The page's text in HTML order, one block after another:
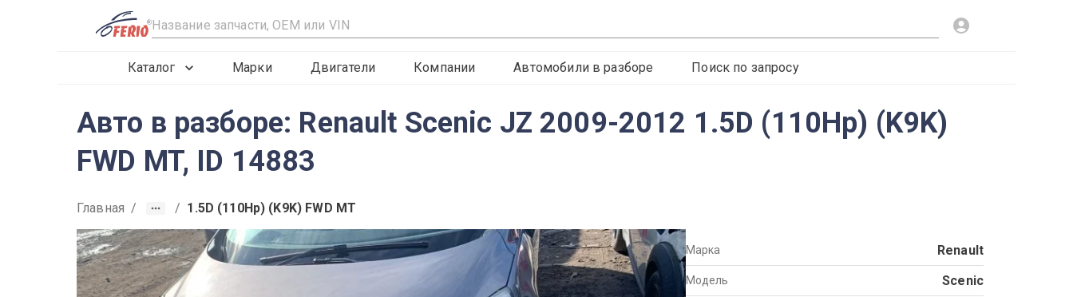
R
Каталог Марки Двигатели Компании Автомобили в разборе Поиск по запросу
Авто в разборе: Renault Scenic JZ 2009-2012 1.5D (110Hp) (K9K)
FWD MT, ID 14883
Главная / / 1.5D (110Hp) (K9K) FWD MT
Марка Renault
Модель Scenic